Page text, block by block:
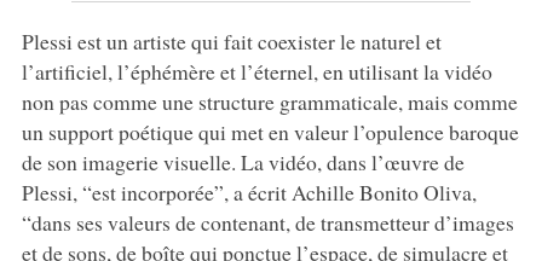
Plessi est un artiste qui fait coexister le naturel et
l’artificiel, l’éphémère et l’éternel, en utilisant la vidéo
non pas comme une structure grammaticale, mais comme
un support poétique qui met en valeur l’opulence baroque
de son imagerie visuelle. La vidéo, dans l’œuvre de
Plessi, “est incorporée”, a écrit Achille Bonito Oliva,
“dans ses valeurs de contenant, de transmetteur d’images
et de sons, de boîte qui ponctue l’espace, de simulacre et